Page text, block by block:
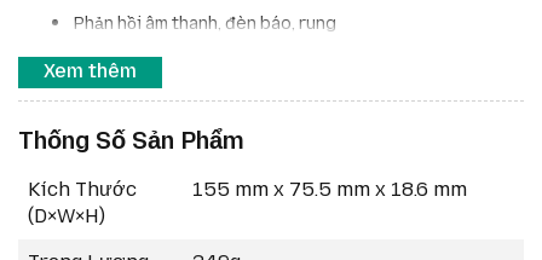
Phản hồi âm thanh, đèn báo, rung
Đánh giá kháng bụi nước IP67
Chống sốc 1.5m
Màu sắc: đen
Xem thêm
Thống Số Sản Phẩm
Kích Thước
(D×W×H)
155 mm x 75.5 mm x 18.6 mm